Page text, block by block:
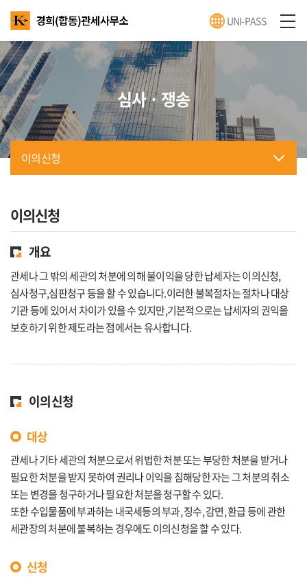
UNI-PASS
심사ㆍ쟁송
이의신청
이의신청
개요
관세나 그 밖의 세관의 처분에 의해 불이익을 당한 납세자는 이의신청,
심사청구,심판청구 등을 할 수 있습니다.이러한 불복절차는 절차나 대상
기관 등에 있어서 차이가 있을 수 있지만,기본적으로는 납세자의 권익을
보호하기 위한 제도라는 점에서는 유사합니다.
이의신청
대상
관세나 기타 세관의 처분으로서 위법한 처분 또는 부당한 처분을 받거나
필요한 처분을 받지 못하여 권리나 이익을 침해당한 자는 그 처분의 취소
또는 변경을 청구하거나 필요한 처분을 청구할 수 있다.
또한 수입물품에 부과하는 내국세등의 부과, 징수, 감면, 환급 등에 관한
세관장의 처분에 불복하는 경우에도 이의신청을 할 수 있다.
신청